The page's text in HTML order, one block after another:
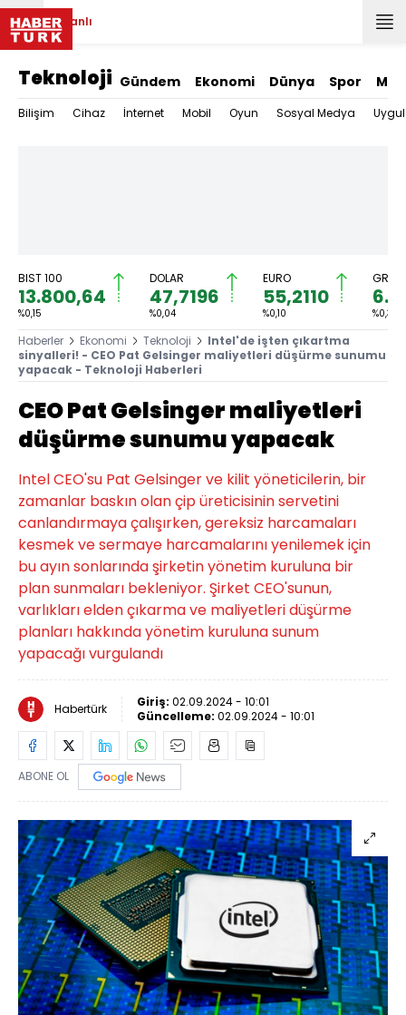
Canlı
Teknoloji Gündem Ekonomi Dünya Spor
Bilişim Cihaz İnternet Mobil Oyun Sosyal Medya
BIST 100
13.800,64
%0,15
DOLAR
47,7196
%0,04
EURO
55,2110
%0,10 %0,31
Haberler Ekonomi Teknoloji
Intel'de işten çıkartma
sinyalleri! - CEO Pat Gelsinger maliyetleri düşürme sunumu
yapacak - Teknoloji Haberleri
CEO Pat Gelsinger maliyetleri
düşürme sunumu yapacak
Intel CEO'su Pat Gelsinger ve kilit yöneticilerin, bir
zamanlar baskın olan çip üreticisinin servetini
canlandırmaya çalışırken, gereksiz harcamaları
kesmek ve sermaye harcamalarını yenilemek için
bu ayın sonlarında şirketin yönetim kuruluna bir
plan sunmaları bekleniyor. Şirket CEO'sunun,
varlıkları elden çıkarma ve maliyetleri düşürme
planları hakkında yönetim kuruluna sunum
yapacağı vurgulandı
Habertürk Giriş: 02.09.2024 - 10:01
Güncelleme: 02.09.2024 - 10:01
ABONE OL